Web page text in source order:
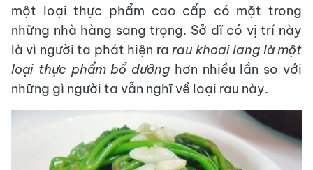
một loại thực phẩm cao cấp có mặt trong
những nhà hàng sang trọng. Sở dĩ có vị trí này
là vì người ta phát hiện rarau khoai lang là một
loại thực phẩm bổ dưỡng hơn nhiều lần so với
những gì người ta vẫn nghĩ về loại rau này.